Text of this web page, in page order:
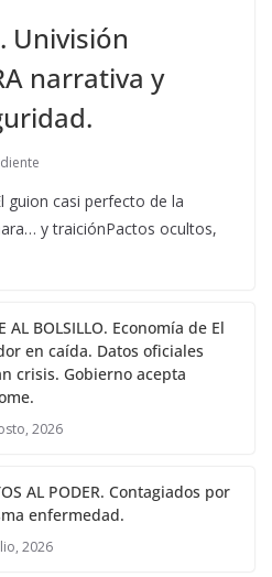
Univisión
narrativa y
guion casi perfecto de la
y traiciónPactos ocultos,
AL BOLSILLO. Economía de El
en caída. Datos oficiales
crisis. Gobierno acepta
2026
AL PODER. Contagiados por
enfermedad.
2026